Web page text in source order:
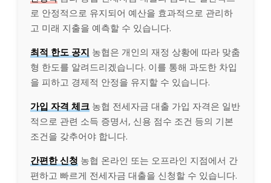
로 안정적으로 유지되어 예산을 효과적으로 관리하
고 미래 지출을 예측할 수 있습니다.
최적 한도 공지 농협은 개인의 재정 상황에 따라 맞춤
형 한도를 알려드리겠습니다. 이를 통해 과도한 차입
을 피하고 경제적 안정을 유지할 수 있습니다.
가입 자격 체크 농협 전세자금 대출 가입 자격은 일반
적으로 관련 소득 증명서, 신용 점수 조건 등의 기본
조건을 갖추어야 합니다.
간편한 신청 농협 온라인 또는 오프라인 지점에서 간
편하고 빠르게 전세자금 대출을 신청할 수 있습니다.